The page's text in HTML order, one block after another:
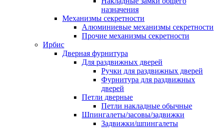
назначения
Механизмы секретности
Алюминиевые механизмы секретности
Прочие механизмы секретности
Ирбис
Дверная фурнитура
Для раздвижных дверей
Ручки для раздвижных дверей
Фурнитура для раздвижных
дверей
Петли дверные
Петли накладные обычные
Шпингалеты/засовы/задвижки
Задвижки/шпингалеты